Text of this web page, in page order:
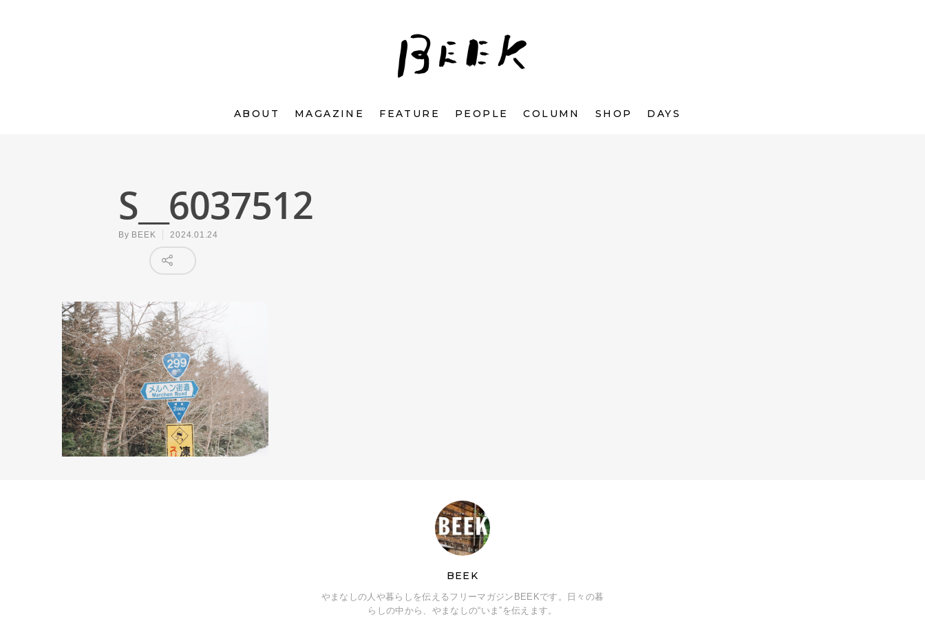
ABOUT MAGAZINE FEATURE PEOPLE COLUMN SHOP DAYS
S__6037512
By BEEK 2024.01.24
BEEK
やまなしの人や暮らしを伝えるフリーマガジンBEEKです。日々の暮
らしの中から、やまなしの“いま”を伝えます。